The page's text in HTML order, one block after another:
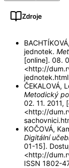
Zdroje
jednotek.
[online]. 08.
<http://
ČEKALOVÁ,
Metodický
02. 11. 2011,
<http://
KOČOVÁ,
Digitální
01-15].
<http://
ISSN 1802-